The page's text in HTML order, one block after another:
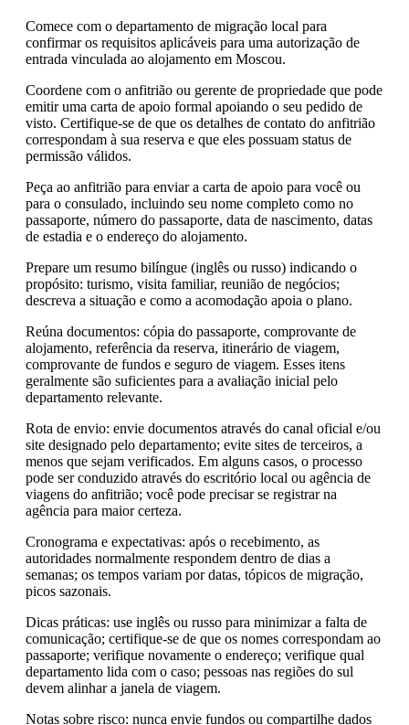
Comece com o departamento de migração local para
confirmar os requisitos aplicáveis para uma autorização de
entrada vinculada ao alojamento em Moscou.
Coordene com o anfitrião ou gerente de propriedade que pode
emitir uma carta de apoio formal apoiando o seu pedido de
visto. Certifique-se de que os detalhes de contato do anfitrião
correspondam à sua reserva e que eles possuam status de
permissão válidos.
Peça ao anfitrião para enviar a carta de apoio para você ou
para o consulado, incluindo seu nome completo como no
passaporte, número do passaporte, data de nascimento, datas
de estadia e o endereço do alojamento.
Prepare um resumo bilíngue (inglês ou russo) indicando o
propósito: turismo, visita familiar, reunião de negócios;
descreva a situação e como a acomodação apoia o plano.
Reúna documentos: cópia do passaporte, comprovante de
alojamento, referência da reserva, itinerário de viagem,
comprovante de fundos e seguro de viagem. Esses itens
geralmente são suficientes para a avaliação inicial pelo
departamento relevante.
Rota de envio: envie documentos através do canal oficial e/ou
site designado pelo departamento; evite sites de terceiros, a
menos que sejam verificados. Em alguns casos, o processo
pode ser conduzido através do escritório local ou agência de
viagens do anfitrião; você pode precisar se registrar na
agência para maior certeza.
Cronograma e expectativas: após o recebimento, as
autoridades normalmente respondem dentro de dias a
semanas; os tempos variam por datas, tópicos de migração,
picos sazonais.
Dicas práticas: use inglês ou russo para minimizar a falta de
comunicação; certifique-se de que os nomes correspondam ao
passaporte; verifique novamente o endereço; verifique qual
departamento lida com o caso; pessoas nas regiões do sul
devem alinhar a janela de viagem.
Notas sobre risco: nunca envie fundos ou compartilhe dados